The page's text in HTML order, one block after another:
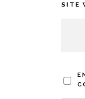
SITE